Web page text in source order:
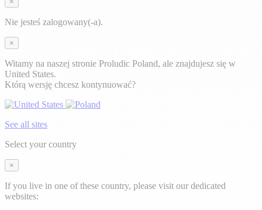
Nie jesteś zalogowany(-a).
×
Witamy na naszej stronie Proludic Poland, ale znajdujesz się w
United States.
Którą wersję chcesz kontynuować?
See all sites
Select your country
×
If you live in one of these country, please visit our dedicated
websites: